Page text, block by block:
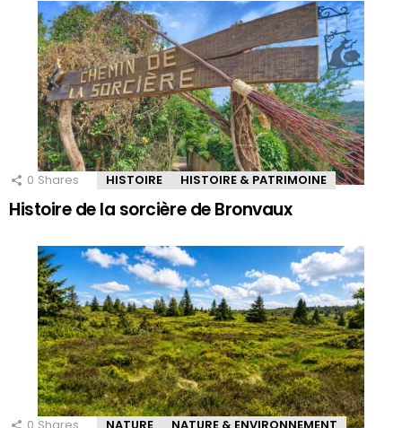
0 Shares HISTOIRE HISTOIRE & PATRIMOINE
Histoire de la sorcière de Bronvaux
0 Shares NATURE NATURE & ENVIRONNEMENT